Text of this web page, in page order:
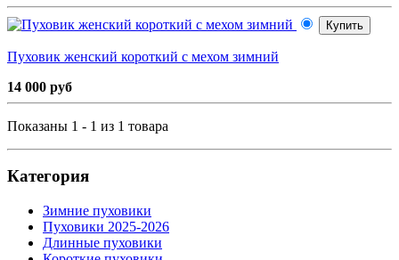
Купить
Пуховик женский короткий с мехом зимний
14 000 руб
Показаны 1 - 1 из 1 товара
Категория
Зимние пуховики
Пуховики 2025-2026
Длинные пуховики